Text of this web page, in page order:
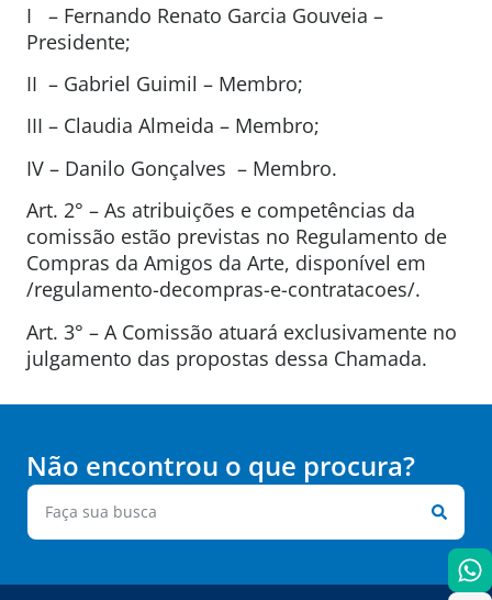
I – Fernando Renato Garcia Gouveia –
Presidente;
II – Gabriel Guimil – Membro;
III – Claudia Almeida – Membro;
IV – Danilo Gonçalves – Membro.
Art. 2° – As atribuições e competências da
comissão estão previstas no Regulamento de
Compras da Amigos da Arte, disponível em
/regulamento-decompras-e-contratacoes/.
Art. 3° – A Comissão atuará exclusivamente no
julgamento das propostas dessa Chamada.
Não encontrou o que procura?